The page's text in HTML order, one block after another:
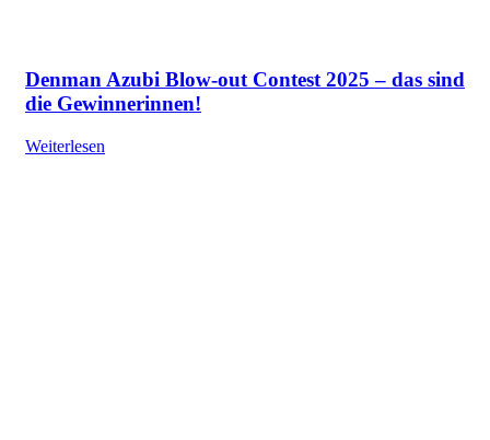
Denman Azubi Blow-out Contest 2025 – das sind
die Gewinnerinnen!
Weiterlesen